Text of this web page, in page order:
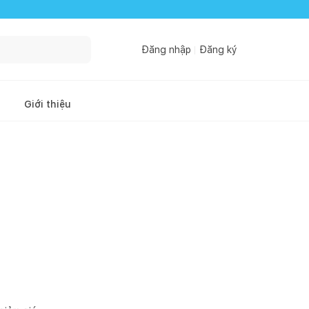
Đăng nhập Đăng ký
Giới thiệu